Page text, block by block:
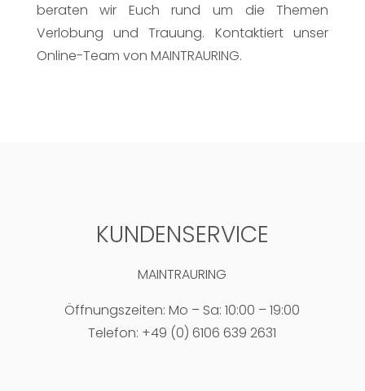
beraten wir Euch rund um die Themen
Verlobung und Trauung. Kontaktiert unser
Online-Team von MAINTRAURING.
KUNDENSERVICE
MAINTRAURING
Öffnungszeiten: Mo – Sa: 10:00 – 19:00
Telefon: +49 (0) 6106 639 2631